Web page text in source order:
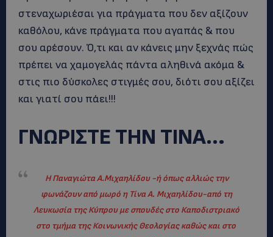
στεναχωριέσαι για πράγματα που δεν αξίζουν
καθόλου, κάνε πράγματα που αγαπάς & που
σου αρέσουν. Ό,τι και αν κάνεις μην ξεχνάς πώς
πρέπει να χαμογελάς πάντα αληθινά ακόμα &
στις πιο δύσκολες στιγμές σου, διότι σου αξίζει
και γιατί σου πάει!!!
ΓΝΩΡΙΣΤΕ ΤΗΝ ΤΙΝΑ…
Η Παναγιώτα A.Μιχαηλίδου -ή όπως αλλιώς την
φωνάζουν από μωρό η Τίνα A. Μιχαηλίδου-από τη
Λευκωσία της Κύπρου με σπουδές στο Καποδιστριακό
στο τμήμα της Κοινωνικής Θεολογίας καθώς και στο